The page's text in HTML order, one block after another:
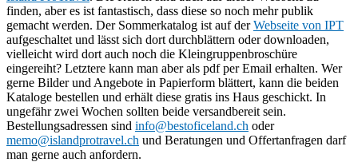
finden, aber es ist fantastisch, dass diese so noch mehr publik
gemacht werden. Der Sommerkatalog ist auf derWebseite von IPT
aufgeschaltet und lässt sich dort durchblättern oder downloaden,
vielleicht wird dort auch noch die Kleingruppenbroschüre
eingereiht? Letztere kann man aber als pdf per Email erhalten. Wer
gerne Bilder und Angebote in Papierform blättert, kann die beiden
Kataloge bestellen und erhält diese gratis ins Haus geschickt. In
ungefähr zwei Wochen sollten beide versandbereit sein.
Bestellungsadressen sind info@bestoficeland.ch oder
memo@islandprotravel.ch und Beratungen und Offertanfragen darf
man gerne auch anfordern.